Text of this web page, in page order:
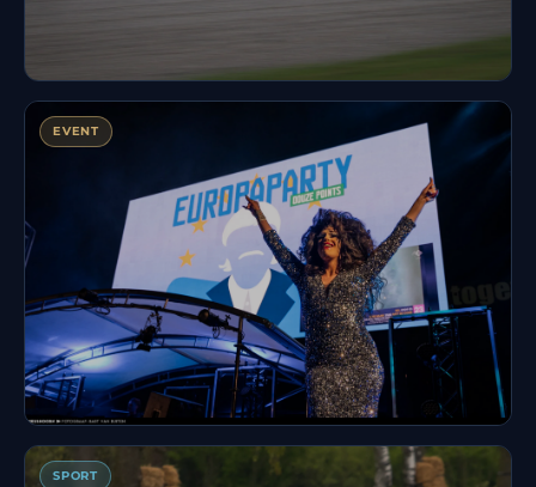
Formula 1
EVENT
Europaparty
SPORT